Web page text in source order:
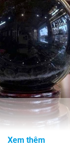
Xem thêm